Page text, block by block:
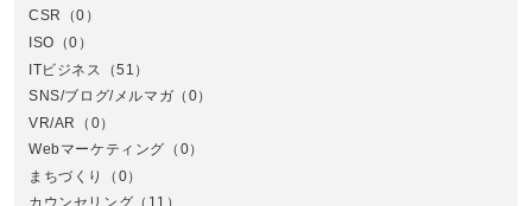
CSR
（0）
ISO （0）
ITビジネス
（51）
SNS/ブログ/メルマガ （0）
VR/AR
（0）
Webマーケティング （0）
まちづくり
（0）